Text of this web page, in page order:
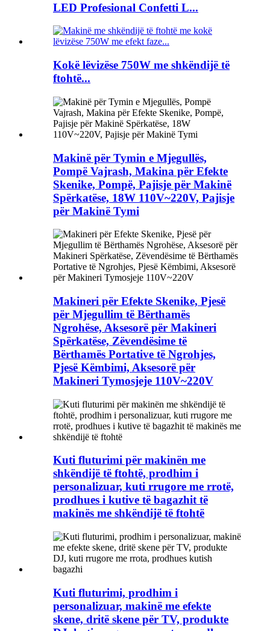
LED Profesional Confetti L...
Kokë lëvizëse 750W me shkëndijë të
ftohtë...
Makinë për Tymin e Mjegullës,
Pompë Vajrash, Makina për Efekte
Skenike, Pompë, Pajisje për Makinë
Spërkatëse, 18W 110V~220V, Pajisje
për Makinë Tymi
Makineri për Efekte Skenike, Pjesë
për Mjegullim të Bërthamës
Ngrohëse, Aksesorë për Makineri
Spërkatëse, Zëvendësime të
Bërthamës Portative të Ngrohjes,
Pjesë Këmbimi, Aksesorë për
Makineri Tymosjeje 110V~220V
Kuti fluturimi për makinën me
shkëndijë të ftohtë, prodhim i
personalizuar, kuti rrugore me rrotë,
prodhues i kutive të bagazhit të
makinës me shkëndijë të ftohtë
Kuti fluturimi, prodhim i
personalizuar, makinë me efekte
skene, dritë skene për TV, produkte